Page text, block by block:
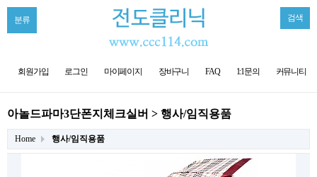
분류 검색
회원가입 로그인 마이페이지 장바구니 FAQ 1:1문의 커뮤니티
아놀드파마3단폰지체크실버 > 행사/임직용품
Home 행사/임직용품